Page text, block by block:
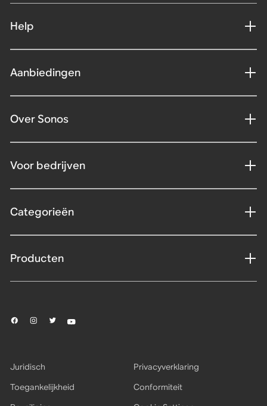
Help
Aanbiedingen
Over Sonos
Voor bedrijven
Categorieën
Producten
Juridisch
Privacyverklaring
Toegankelijkheid
Conformiteit